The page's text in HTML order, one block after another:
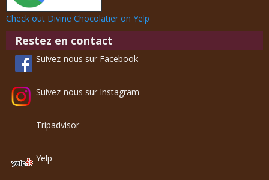
Check out Divine Chocolatier on Yelp
Restez en contact
Suivez-nous sur Facebook
Suivez-nous sur Instagram
Tripadvisor
Yelp